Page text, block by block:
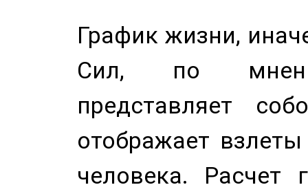
График жизни,
Сил, по
представляет
отображает
человека. Расчет